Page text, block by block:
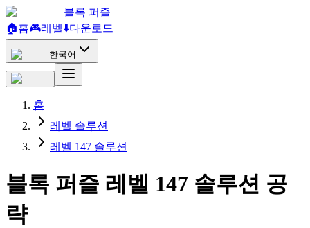
블록 퍼즐
🏠홈🎮레벨⬇️다운로드
한국어
홈
레벨 솔루션
레벨 147 솔루션
블록 퍼즐 레벨 147 솔루션 공
략